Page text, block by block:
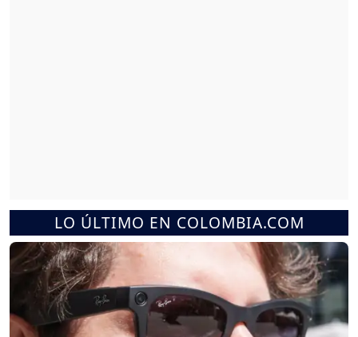
LO ÚLTIMO EN COLOMBIA.COM